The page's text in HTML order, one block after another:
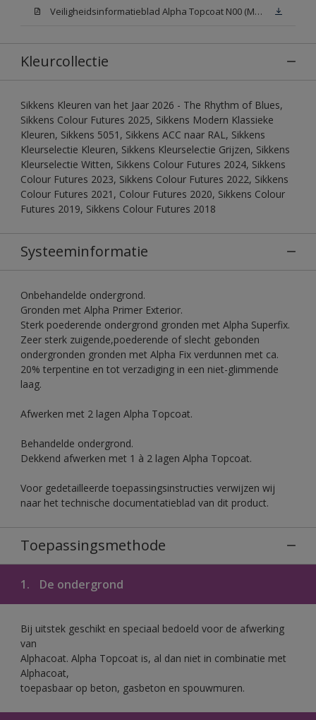
Veiligheidsinformatieblad Alpha Topcoat N00 (MSDS)
Kleurcollectie
Sikkens Kleuren van het Jaar 2026 - The Rhythm of Blues,
Sikkens Colour Futures 2025, Sikkens Modern Klassieke
Kleuren, Sikkens 5051, Sikkens ACC naar RAL, Sikkens
Kleurselectie Kleuren, Sikkens Kleurselectie Grijzen, Sikkens
Kleurselectie Witten, Sikkens Colour Futures 2024, Sikkens
Colour Futures 2023, Sikkens Colour Futures 2022, Sikkens
Colour Futures 2021, Colour Futures 2020, Sikkens Colour
Futures 2019, Sikkens Colour Futures 2018
Systeeminformatie
Onbehandelde ondergrond.
Gronden met Alpha Primer Exterior.
Sterk poederende ondergrond gronden met Alpha Superfix.
Zeer sterk zuigende,poederende of slecht gebonden
ondergronden gronden met Alpha Fix verdunnen met ca.
20% terpentine en tot verzadiging in een niet-glimmende
laag.
Afwerken met 2 lagen Alpha Topcoat.
Behandelde ondergrond.
Dekkend afwerken met 1 à 2 lagen Alpha Topcoat.
Voor gedetailleerde toepassingsinstructies verwijzen wij
naar het technische documentatieblad van dit product.
Toepassingsmethode
1. De ondergrond
Bij uitstek geschikt en speciaal bedoeld voor de afwerking
van
Alphacoat. Alpha Topcoat is, al dan niet in combinatie met
Alphacoat,
toepasbaar op beton, gasbeton en spouwmuren.